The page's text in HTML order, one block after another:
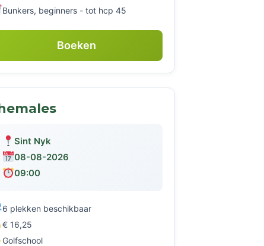
Bunkers, beginners - tot hcp 45
Boeken
Sint Nyk
08-08-2026
09:00
6 plekken beschikbaar
€ 16,25
Golfschool